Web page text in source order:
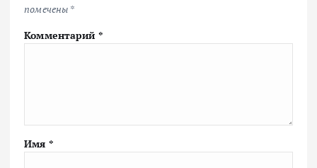
помечены *
Комментарий *
Имя *